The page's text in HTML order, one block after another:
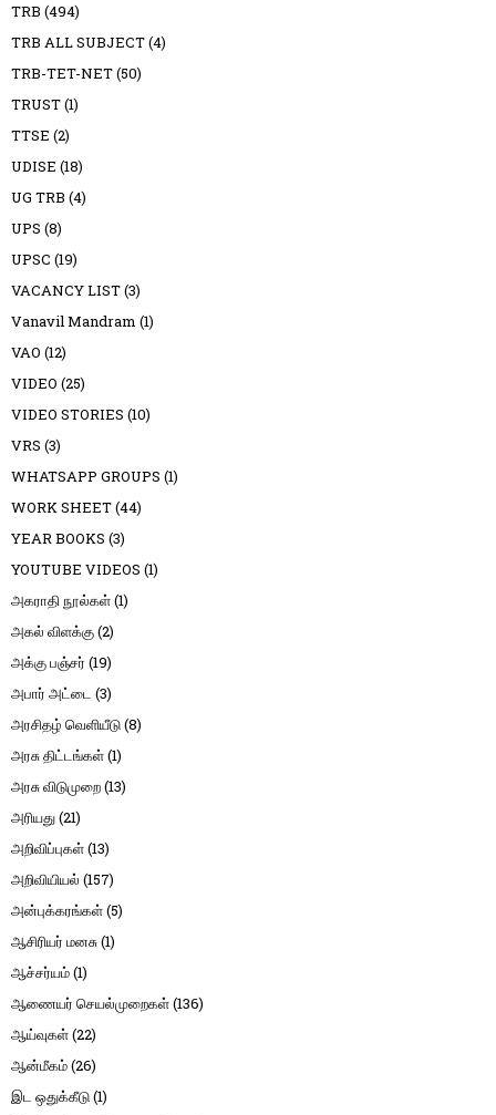
TRB (494)
TRB ALL SUBJECT(4)
TRB-TET-NET(50)
TRUST(1)
TTSE (2)
UDISE (18)
UG TRB (4)
UPS (8)
UPSC (19)
VACANCY LIST(3)
Vanavil Mandram (1)
VAO (12)
VIDEO (25)
VIDEO STORIES (10)
VRS (3)
WHATSAPP GROUPS (1)
WORK SHEET(44)
YEAR BOOKS (3)
YOUTUBE VIDEOS (1)
அகராதி நூல்கள்(1)
அகல் விளக்கு(2)
அக்கு பஞ்சர் (19)
அபார் அட்டை (3)
அரசிதழ் வெளியீடு(8)
அரசு திட்டங்கள்(1)
அரசு விடுமுறை(13)
அரியது(21)
அறிவிப்புகள்(13)
அறிவியியல் (157)
அன்புக்கரங்கள்(5)
ஆசிரியர் மனசு(1)
ஆச்சர்யம்(1)
ஆணையர் செயல்முறைகள்(136)
ஆய்வுகள்(22)
ஆன்மீகம்(26)
இட ஒதுக்கீடு(1)